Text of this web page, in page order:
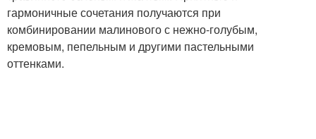
гармоничные сочетания получаются при
комбинировании малинового с нежно-голубым,
кремовым, пепельным и другими пастельными
оттенками.